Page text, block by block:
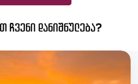
დანიშნულება?